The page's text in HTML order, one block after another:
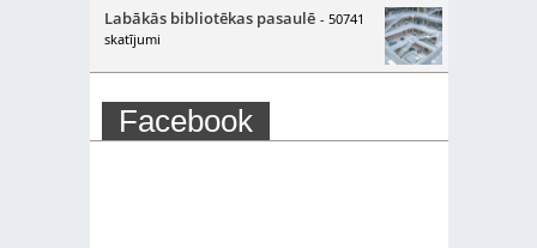
Labākās bibliotēkas pasaulē - 50741
skatījumi
Facebook